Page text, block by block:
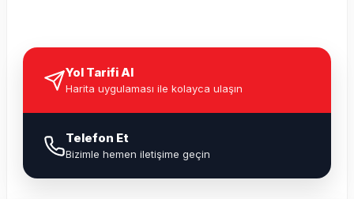
Yol Tarifi Al
Harita uygulaması ile kolayca ulaşın
Telefon Et
Bizimle hemen iletişime geçin